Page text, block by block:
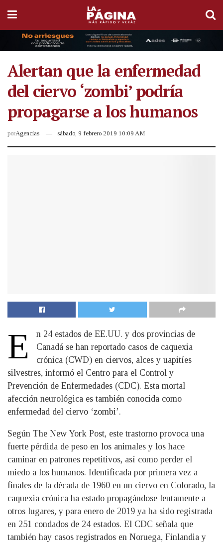
Alertan que la enfermedad
del ciervo ‘zombi’ podría
propagarse a los humanos
porAgencias sábado, 9 febrero 2019 10:09 AM
E
n 24 estados de EE.UU. y dos provincias de
Canadá se han reportado casos de caquexia
crónica (CWD) en ciervos, alces y uapitíes
silvestres, informó el Centro para el Control y
Prevención de Enfermedades (CDC). Esta mortal
afección neurológica es también conocida como
enfermedad del ciervo ‘zombi’.
Según The New York Post, este trastorno provoca una
fuerte pérdida de peso en los animales y los hace
caminar en patrones repetitivos, así como perder el
miedo a los humanos. Identificada por primera vez a
finales de la década de 1960 en un ciervo en Colorado, la
caquexia crónica ha estado propagándose lentamente a
otros lugares, y para enero de 2019 ya ha sido registrada
en 251 condados de 24 estados. El CDC señala que
también hay casos registrados en Noruega, Finlandia y